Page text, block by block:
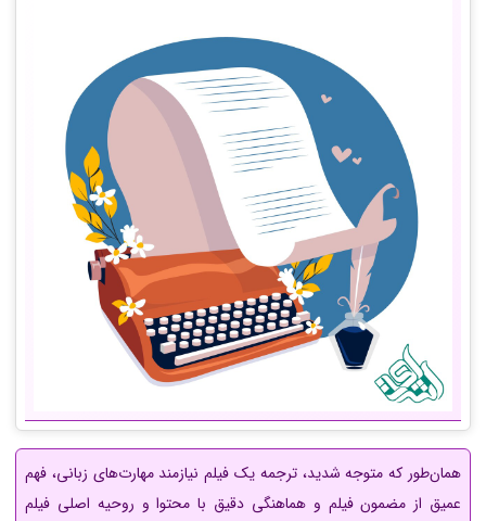
همان‌طور که متوجه شدید، ترجمه یک فیلم نیازمند مهارت‌های زبانی، فهم
عمیق از مضمون فیلم و هماهنگی دقیق با محتوا و روحیه اصلی فیلم